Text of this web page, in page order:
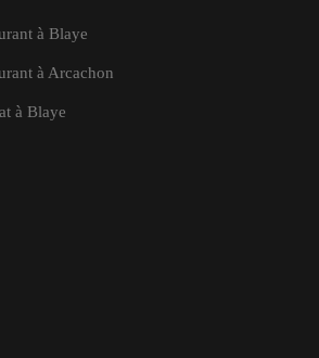
à Blaye
à Arcachon
à Blaye